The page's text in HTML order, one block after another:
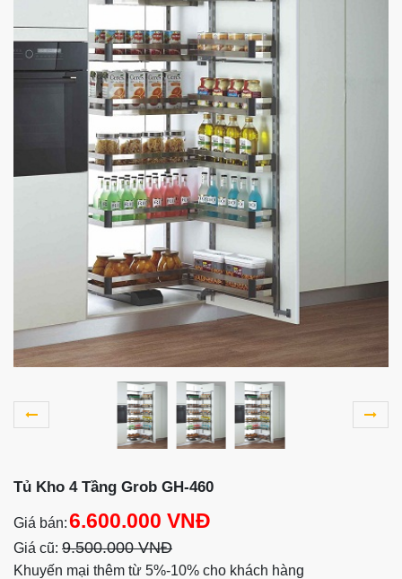
Tủ Kho 4 Tầng Grob GH-460
Giá bán:6.600.000 VNĐ
Giá cũ: 9.500.000 VNĐ
Khuyến mại thêm từ 5%-10% cho khách hàng